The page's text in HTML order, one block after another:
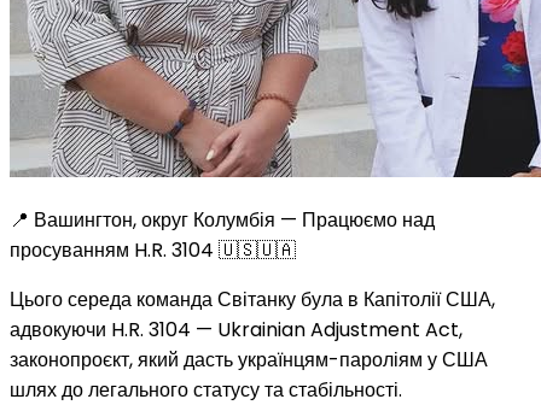
📍 Вашингтон, округ Колумбія — Працюємо над
просуванням H.R. 3104 🇺🇸🇺🇦
Цього середа команда Світанку була в Капітолії США,
адвокуючи H.R. 3104 — Ukrainian Adjustment Act,
законопроєкт, який дасть українцям-пароліям у США
шлях до легального статусу та стабільності.